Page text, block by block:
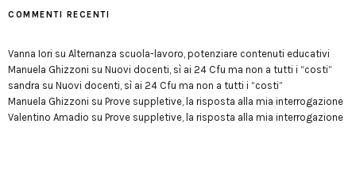
COMMENTI RECENTI
Vanna Iori su Alternanza scuola-lavoro, potenziare contenuti educativi
Manuela Ghizzoni su Nuovi docenti, sì ai 24 Cfu ma non a tutti i “costi”
sandra su Nuovi docenti, sì ai 24 Cfu ma non a tutti i “costi”
Manuela Ghizzoni su Prove suppletive, la risposta alla mia interrogazione
Valentino Amadio su Prove suppletive, la risposta alla mia interrogazione